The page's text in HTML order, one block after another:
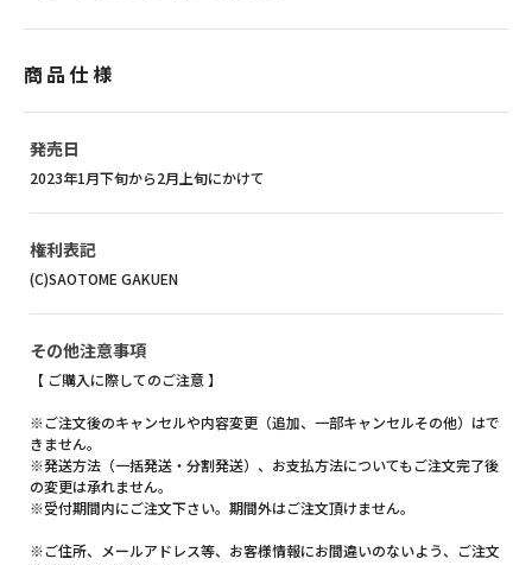
商品仕様
発売日
2023年1月下旬から2月上旬にかけて
権利表記
(C)SAOTOME GAKUEN
その他注意事項
【 ご購入に際してのご注意 】
※ご注文後のキャンセルや内容変更（追加、一部キャンセルその他）はで
きません。
※発送方法（一括発送・分割発送）、お支払方法についてもご注文完了後
の変更は承れません。
※受付期間内にご注文下さい。期間外はご注文頂けません。
※ご住所、メールアドレス等、お客様情報にお間違いのないよう、ご注文